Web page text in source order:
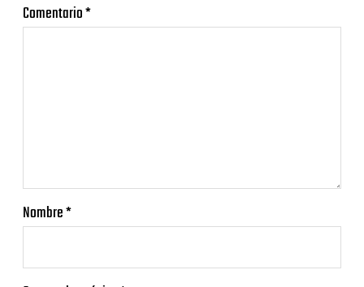
Comentario*
Nombre*